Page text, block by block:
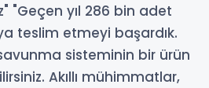
"Geçen yıl 286 bin adet
teslim etmeyi başardık.
sisteminin bir ürün
Akıllı mühimmatlar,